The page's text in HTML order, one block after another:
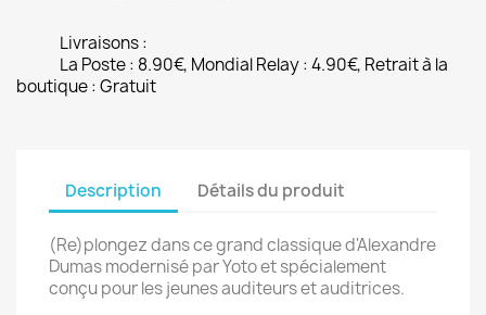
Livraisons :
La Poste : 8.90€, Mondial Relay : 4.90€, Retrait à la
boutique : Gratuit
Description Détails du produit
(Re)plongez dans ce grand classique d'Alexandre
Dumas modernisé par Yoto et spécialement
conçu pour les jeunes auditeurs et auditrices.